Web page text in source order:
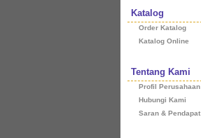
Katalog
Order Katalog
Katalog Online
Tentang Kami
Profil Perusahaan
Hubungi Kami
Saran & Pendapat